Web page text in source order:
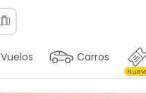
Vuelos Carros